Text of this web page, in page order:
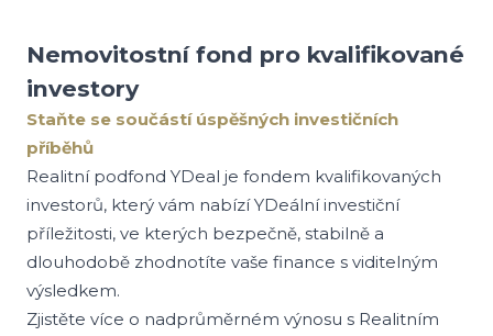
Nemovitostní fond pro kvalifikované
investory
Staňte se součástí úspěšných investičních
příběhů
Realitní podfond YDeal je fondem kvalifikovaných
investorů, který vám nabízí YDeální investiční
příležitosti, ve kterých bezpečně, stabilně a
dlouhodobě zhodnotíte vaše finance s viditelným
výsledkem.
Zjistěte více o nadprůměrném výnosu s Realitním